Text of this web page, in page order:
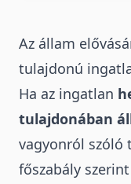
Az állam
tulajdonú
Ha az ingatlan
tulajdonában
vagyonról szóló
főszabály